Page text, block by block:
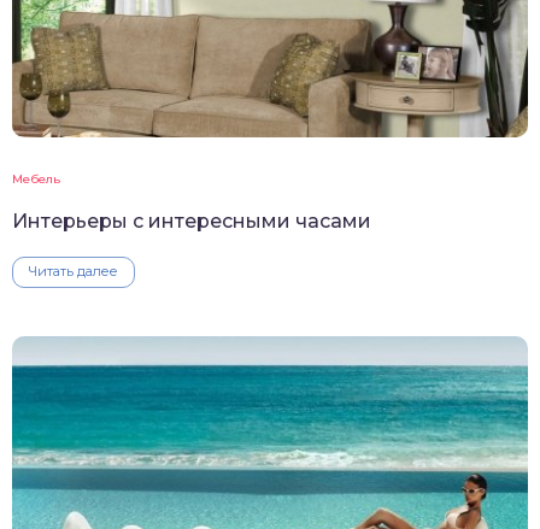
Мебель
Интерьеры с интересными часами
Читать далее